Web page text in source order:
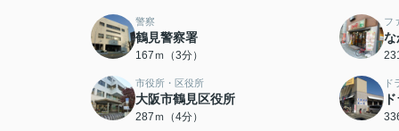
警察
鶴見警察署
167ｍ（3分）
フ
市役所・区役所
大阪市鶴見区役所
287ｍ（4分）
ド